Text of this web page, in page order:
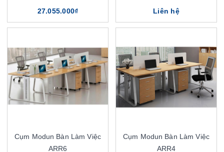
27.055.000₫
Liên hệ
Cụm Modun Bàn Làm Việc
ARR6
Cụm Modun Bàn Làm Việc
ARR4